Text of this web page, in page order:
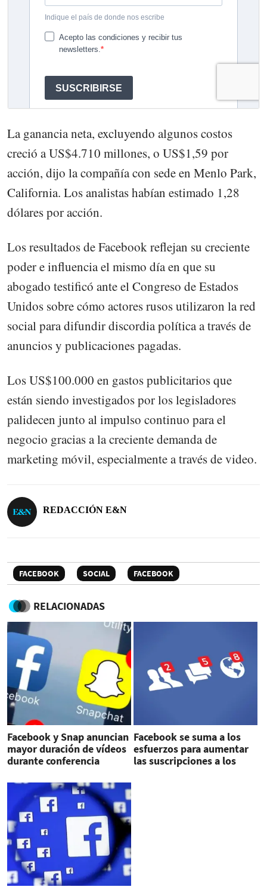
La ganancia neta, excluyendo algunos costos
creció a US$4.710 millones, o US$1,59 por
acción, dijo la compañía con sede en Menlo Park,
California. Los analistas habían estimado 1,28
dólares por acción.
Los resultados de Facebook reflejan su creciente
poder e influencia el mismo día en que su
abogado testificó ante el Congreso de Estados
Unidos sobre cómo actores rusos utilizaron la red
social para difundir discordia política a través de
anuncios y publicaciones pagadas.
Los US$100.000 en gastos publicitarios que
están siendo investigados por los legisladores
palidecen junto al impulso continuo para el
negocio gracias a la creciente demanda de
marketing móvil, especialmente a través de video.
REDACCIÓN E&N
FACEBOOK SOCIAL FACEBOOK
RELACIONADAS
Facebook y Snap anuncian
mayor duración de vídeos
durante conferencia
Facebook se suma a los
esfuerzos para aumentar
las suscripciones a los